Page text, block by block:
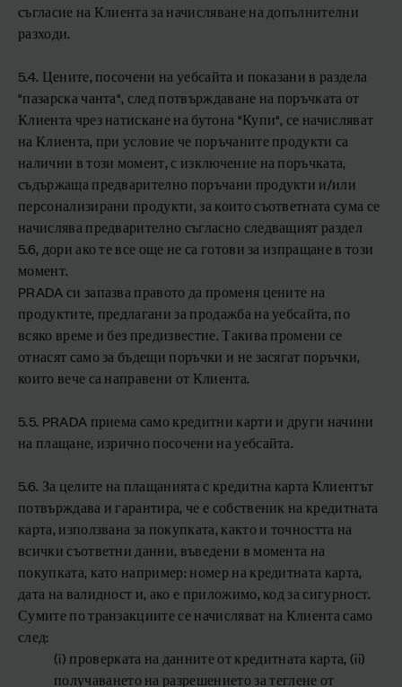
съгласие на Клиента за начисляване на допълнителни
разходи.
5.4. Цените, посочени на уебсайта и показани в раздела
"пазарска чанта", след потвърждаване на поръчката от
Клиента чрез натискане на бутона "Купи", се начисляват
на Клиента, при условие че поръчаните продукти са
налични в този момент, с изключение на поръчката,
съдържаща предварително поръчани продукти и/или
персонализирани продукти, за които съответната сума се
начислява предварително съгласно следващият раздел
5.6, дори ако те все още не са готови за изпращане в този
момент.
PRADA си запазва правото да променя цените на
продуктите, предлагани за продажба на уебсайта, по
всяко време и без предизвестие. Такива промени се
отнасят само за бъдещи поръчки и не засягат поръчки,
които вече са направени от Клиента.
5.5. PRADA приема само кредитни карти и други начини
на плащане, изрично посочени на уебсайта.
5.6. За целите на плащанията с кредитна карта Клиентът
потвърждава и гарантира, че е собственик на кредитната
карта, използвана за покупката, както и точността на
всички съответни данни, въведени в момента на
покупката, като например: номер на кредитната карта,
дата на валидност и, ако е приложимо, код за сигурност.
Сумите по транзакциите се начисляват на Клиента само
след:
(i) проверката на данните от кредитната карта, (ii)
получаването на разрешението за теглене от